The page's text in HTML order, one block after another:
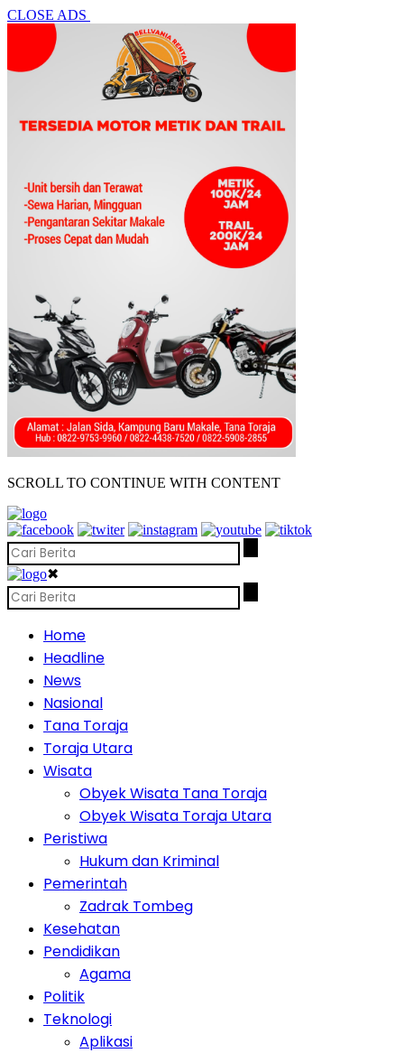
CLOSE ADS
SCROLL TO CONTINUE WITH CONTENT
✖
Home
Headline
News
Nasional
Tana Toraja
Toraja Utara
Wisata
Obyek Wisata Tana Toraja
Obyek Wisata Toraja Utara
Peristiwa
Hukum dan Kriminal
Pemerintah
Zadrak Tombeg
Kesehatan
Pendidikan
Agama
Politik
Teknologi
Aplikasi